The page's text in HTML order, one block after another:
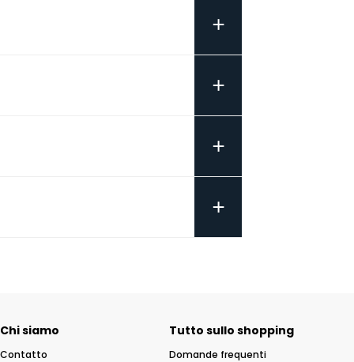
+
+
+
+
Chi siamo
Contatto
Tutto sullo shopping
Domande frequenti